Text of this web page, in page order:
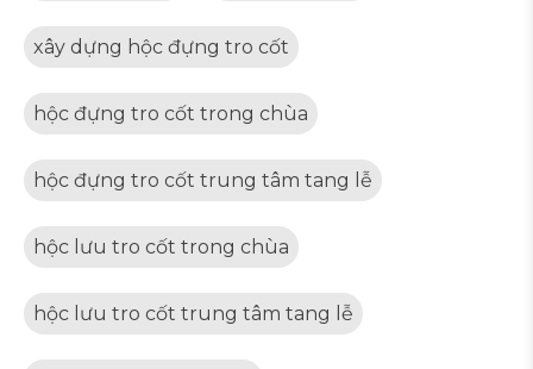
xây dựng hộc đựng tro cốt
hộc đựng tro cốt trong chùa
hộc đựng tro cốt trung tâm tang lễ
hộc lưu tro cốt trong chùa
hộc lưu tro cốt trung tâm tang lễ